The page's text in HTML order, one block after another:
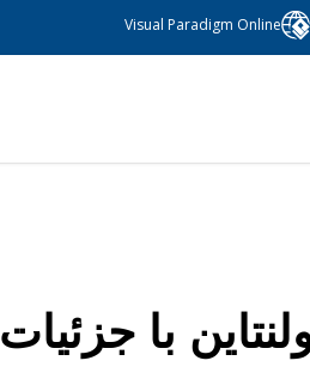
Visual Paradigm Online
با جزئیات